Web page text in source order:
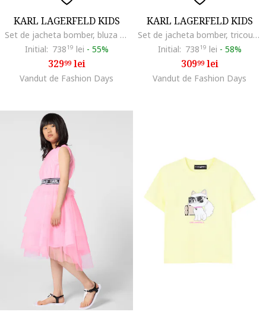
KARL LAGERFELD KIDS
Set de jacheta bomber, bluza si pantaloni, Alb murdar/Roz
Initial: 73819 lei - 55%
32999lei
Vandut de Fashion Days
KARL LAGERFELD KIDS
Set de jacheta bomber, tricou si pantaloni de trening, Negru/Maro nisip
Initial: 73819 lei - 58%
30999lei
Vandut de Fashion Days